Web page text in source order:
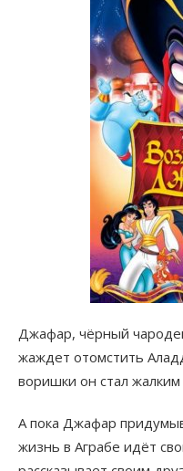
Джафар, чёрный
жаждет отомстить
воришки он стал
А пока Джафар
жизнь в Аграбе идёт